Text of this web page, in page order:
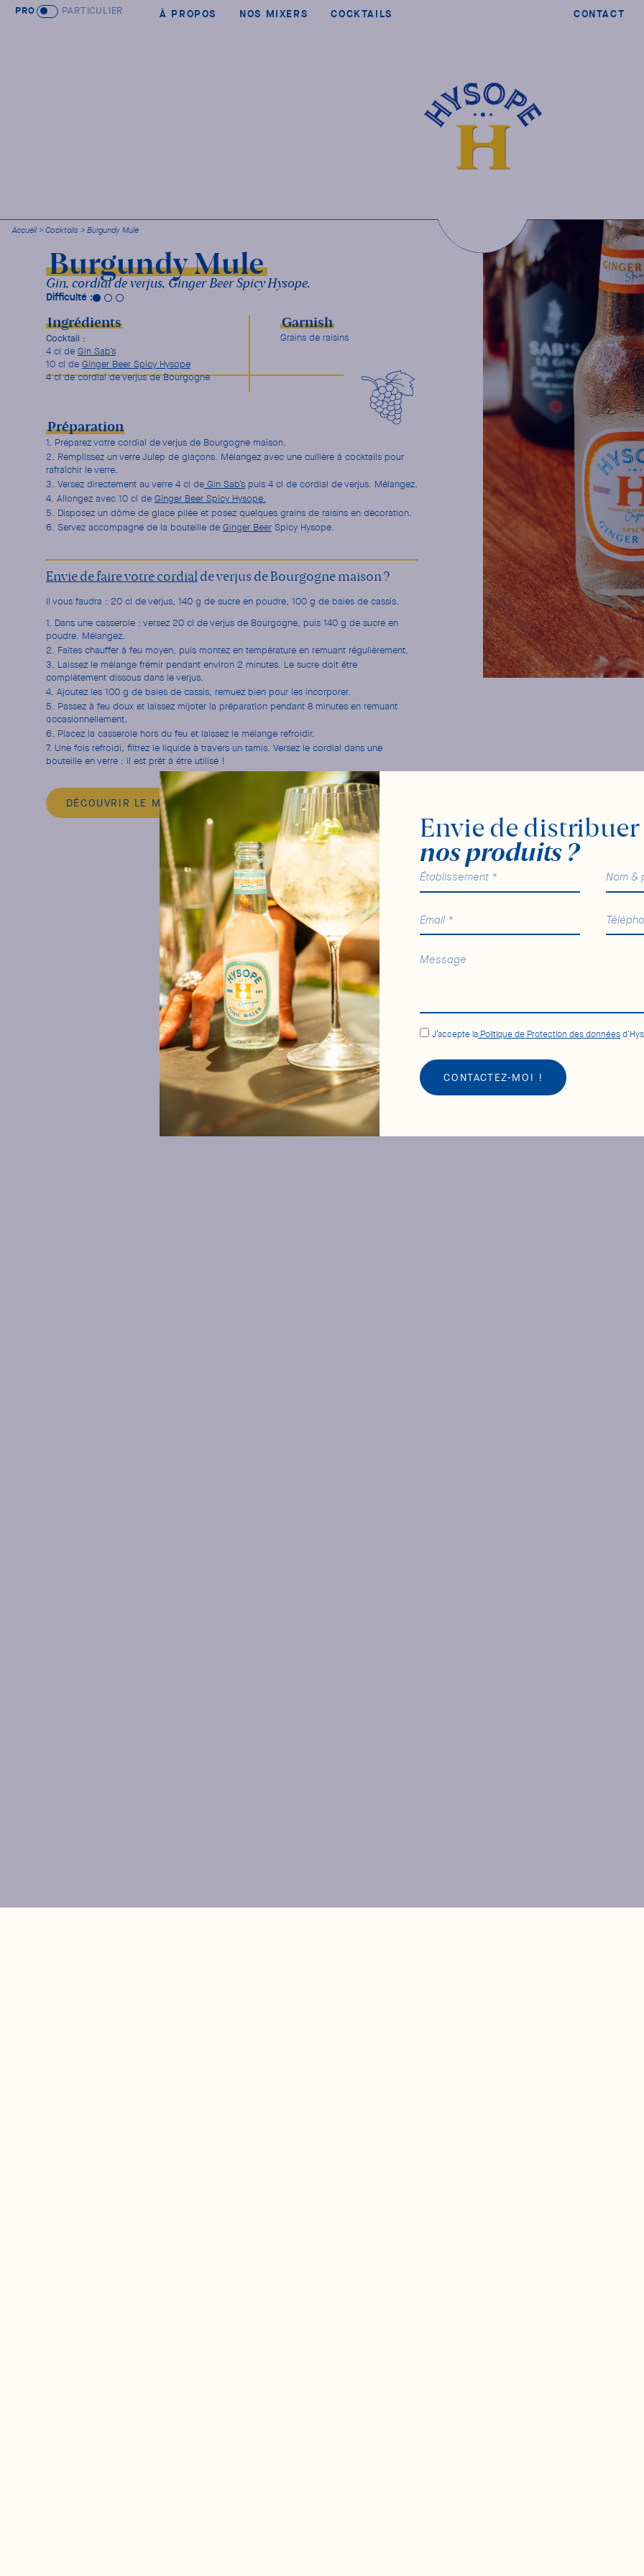
PRO PARTICULIER À PROPOS NOS MIXERS COCKTAILS CONTACT
Accueil> Cocktails > Burgundy Mule
Burgundy Mule
Gin, cordial de verjus, Ginger Beer Spicy Hysope.
Difficulté :
Ingrédients
Cocktail :
4 cl de Gin Sab’s
10 cl de Ginger Beer Spicy Hysope
4 cl de cordial de verjus de Bourgogne
Garnish
Grains de raisins
Préparation
Préparez votre cordial de verjus de Bourgogne maison.
Remplissez un verre Julep de glaçons. Mélangez avec une cuillère à cocktails pour
rafraîchir le verre.
Versez directement au verre 4 cl deGin Sab’spuis 4 cl de cordial de verjus. Mélangez.
Allongez avec 10 cl de Ginger Beer Spicy Hysope.
Disposez un dôme de glace pilée et posez quelques grains de raisins en décoration.
Servez accompagné de la bouteille de Ginger BeerSpicy Hysope.
Envie de faire votre cordialde verjus de Bourgogne maison ?
Il vous faudra : 20 cl de verjus, 140 g de sucre en poudre, 100 g de baies de cassis.
Dans une casserole : versez 20 cl de verjus de Bourgogne, puis 140 g de sucre en
poudre. Mélangez.
Faites chauffer à feu moyen, puis montez en température en remuant régulièrement.
Laissez le mélange frémir pendant environ 2 minutes. Le sucre doit être
complètement dissous dans le verjus.
Ajoutez les 100 g de baies de cassis, remuez bien pour les incorporer.
Passez à feu doux et laissez mijoter la préparation pendant 8 minutes en remuant
occasionnellement.
Placez la casserole hors du feu et laissez le mélange refroidir.
Une fois refroidi, filtrez le liquide à travers un tamis. Versez le cordial dans une
bouteille en verre : il est prêt à être utilisé !
DÉCOUVRIR LE MIXER
Envie de distribuer
nos produits ?
J’accepte la Politique de Protection des données
CONTACTEZ-MOI !